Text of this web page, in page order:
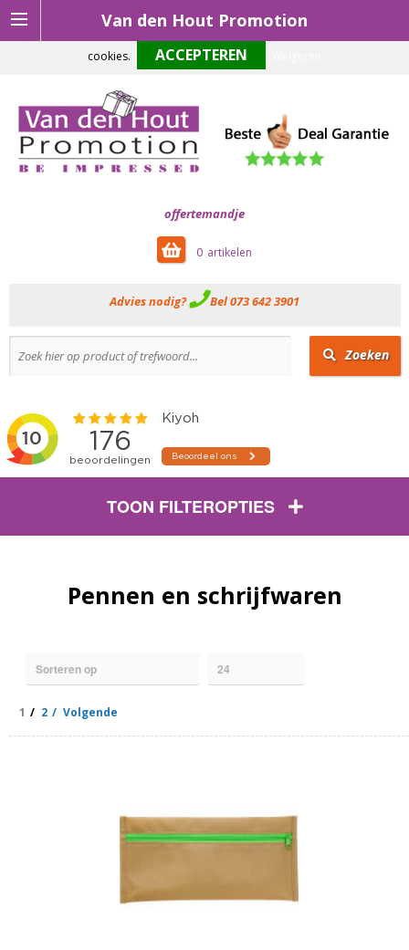
Van den Hout Promotion
offertemandje
0
Advies nodig? Bel 073 642 3901
Zoeken
TOON FILTEROPTIES
Pennen en schrijfwaren
1 2 Volgende
Om onze website optimaal te laten functioneren maken wij gebruik van
cookies.